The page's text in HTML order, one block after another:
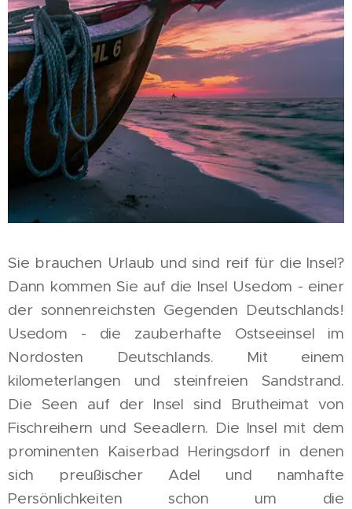
Sie brauchen Urlaub und sind reif für die Insel?
Dann kommen Sie auf die Insel Usedom - einer
der sonnenreichsten Gegenden Deutschlands!
Usedom - die zauberhafte Ostseeinsel im
Nordosten Deutschlands. Mit einem
kilometerlangen und steinfreien Sandstrand.
Die Seen auf der Insel sind Brutheimat von
Fischreihern und Seeadlern. Die Insel mit dem
prominenten Kaiserbad Heringsdorf in denen
sich preußischer Adel und namhafte
Persönlichkeiten schon um die